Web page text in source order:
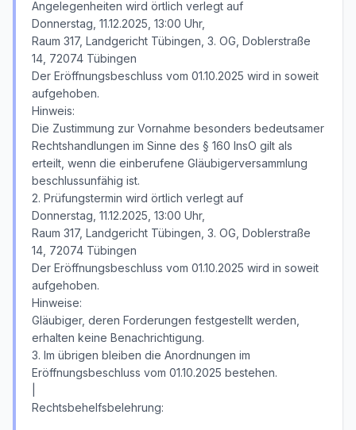
Angelegenheiten wird örtlich verlegt auf
Donnerstag, 11.12.2025, 13:00 Uhr,
Raum 317, Landgericht Tübingen, 3. OG, Doblerstraße
14, 72074 Tübingen
Der Eröffnungsbeschluss vom 01.10.2025 wird in soweit
aufgehoben.
Hinweis:
Die Zustimmung zur Vornahme besonders bedeutsamer
Rechtshandlungen im Sinne des § 160 InsO gilt als
erteilt, wenn die einberufene Gläubigerversammlung
beschlussunfähig ist.
2. Prüfungstermin wird örtlich verlegt auf
Donnerstag, 11.12.2025, 13:00 Uhr,
Raum 317, Landgericht Tübingen, 3. OG, Doblerstraße
14, 72074 Tübingen
Der Eröffnungsbeschluss vom 01.10.2025 wird in soweit
aufgehoben.
Hinweise:
Gläubiger, deren Forderungen festgestellt werden,
erhalten keine Benachrichtigung.
3. Im übrigen bleiben die Anordnungen im
Eröffnungsbeschluss vom 01.10.2025 bestehen.
Rechtsbehelfsbelehrung: